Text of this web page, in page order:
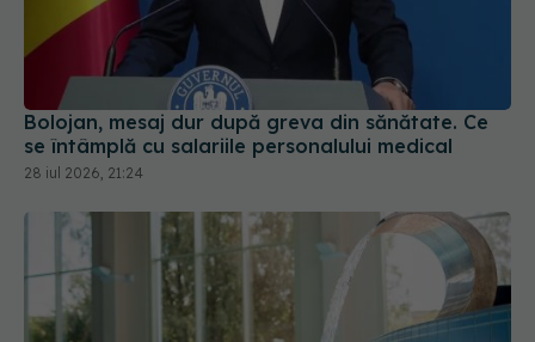
Bolojan, mesaj dur după greva din sănătate. Ce
se întâmplă cu salariile personalului medical
28 iul 2026, 21:24